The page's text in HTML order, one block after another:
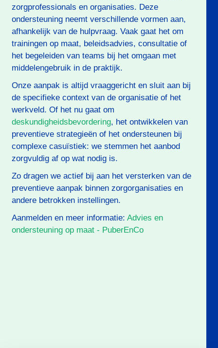
zorgprofessionals en organisaties. Deze
ondersteuning neemt verschillende vormen aan,
afhankelijk van de hulpvraag. Vaak gaat het om
trainingen op maat, beleidsadvies, consultatie of
het begeleiden van teams bij het omgaan met
middelengebruik in de praktijk.
Onze aanpak is altijd vraaggericht en sluit aan bij
de specifieke context van de organisatie of het
werkveld. Of het nu gaat om
deskundigheidsbevordering, het ontwikkelen van
preventieve strategieën of het ondersteunen bij
complexe casuïstiek: we stemmen het aanbod
zorgvuldig af op wat nodig is.
Zo dragen we actief bij aan het versterken van de
preventieve aanpak binnen zorgorganisaties en
andere betrokken instellingen.
Aanmelden en meer informatie: Advies en
ondersteuning op maat - PuberEnCo